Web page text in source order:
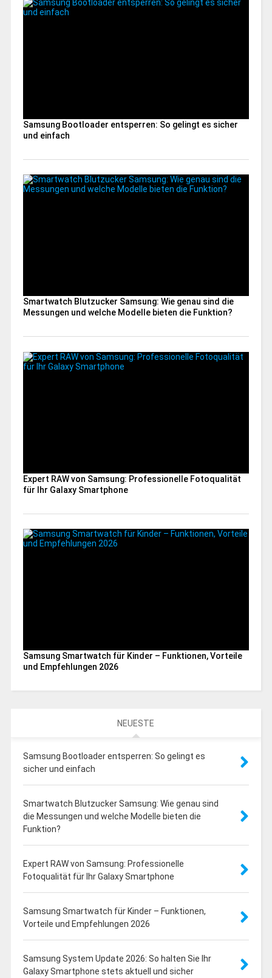
Samsung Bootloader entsperren: So gelingt es sicher
und einfach
Smartwatch Blutzucker Samsung: Wie genau sind die
Messungen und welche Modelle bieten die Funktion?
Expert RAW von Samsung: Professionelle Fotoqualität
für Ihr Galaxy Smartphone
Samsung Smartwatch für Kinder – Funktionen, Vorteile
und Empfehlungen 2026
NEUESTE
Samsung Bootloader entsperren: So gelingt es
sicher und einfach
Smartwatch Blutzucker Samsung: Wie genau sind
die Messungen und welche Modelle bieten die
Funktion?
Expert RAW von Samsung: Professionelle
Fotoqualität für Ihr Galaxy Smartphone
Samsung Smartwatch für Kinder – Funktionen,
Vorteile und Empfehlungen 2026
Samsung System Update 2026: So halten Sie Ihr
Galaxy Smartphone stets aktuell und sicher